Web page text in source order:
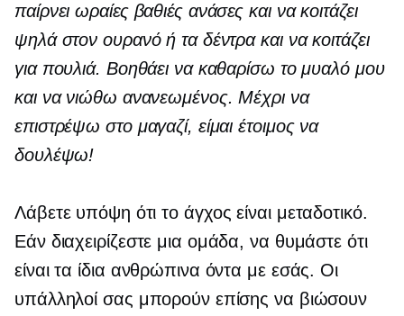
παίρνει ωραίες βαθιές ανάσες και να κοιτάζει
ψηλά στον ουρανό ή τα δέντρα και να κοιτάζει
για πουλιά. Βοηθάει να καθαρίσω το μυαλό μου
και να νιώθω ανανεωμένος. Μέχρι να
επιστρέψω στο μαγαζί, είμαι έτοιμος να
δουλέψω!
Λάβετε υπόψη ότι το άγχος είναι μεταδοτικό.
Εάν διαχειρίζεστε μια ομάδα, να θυμάστε ότι
είναι τα ίδια ανθρώπινα όντα με εσάς. Οι
υπάλληλοί σας μπορούν επίσης να βιώσουν